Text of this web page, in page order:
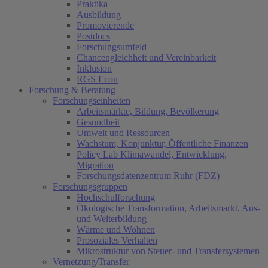
Praktika
Ausbildung
Promovierende
Postdocs
Forschungsumfeld
Chancengleichheit und Vereinbarkeit
Inklusion
RGS Econ
Forschung & Beratung
Forschungseinheiten
Arbeitsmärkte, Bildung, Bevölkerung
Gesundheit
Umwelt und Ressourcen
Wachstum, Konjunktur, Öffentliche Finanzen
Policy Lab Klimawandel, Entwicklung,
Migration
Forschungsdatenzentrum Ruhr (FDZ)
Forschungsgruppen
Hochschulforschung
Ökologische Transformation, Arbeitsmarkt, Aus-
und Weiterbildung
Wärme und Wohnen
Prosoziales Verhalten
Mikrostruktur von Steuer- und Transfersystemen
Vernetzung/Transfer